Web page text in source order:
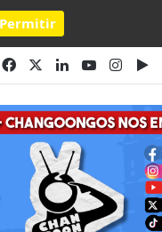
Permitir
FacebookLinkedInYouTube